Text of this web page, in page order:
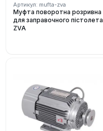
Артикул: mufta-zva
Муфта поворотна розривна
для заправочного пістолета
ZVA